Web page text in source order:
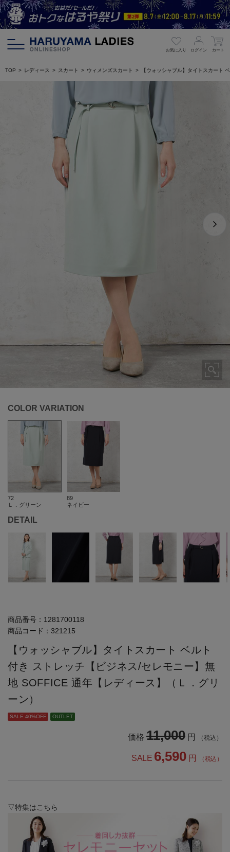
お気に入り ログイン カート
TOP レディース スカート ウィメンズスカート 【ウォッシャブル】タイトスカート
COLOR VARIATION
72
Ｌ．グリーン
89
ネイビー
DETAIL
商品番号： 1281700118
商品コード： 321215
【ウォッシャブル】タイトスカート ベルト
付き ストレッチ【ビジネス/セレモニー】無
地 SOFFICE 通年【レディース】（Ｌ．グリ
ーン）
SALE 40%OFF OUTLET
価格 11,000 円 （税込）
SALE 6,590 円 （税込）
▽特集はこちら